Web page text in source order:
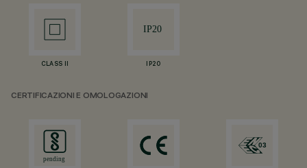
CLASS II IP20
CERTIFICAZIONI E OMOLOGAZIONI